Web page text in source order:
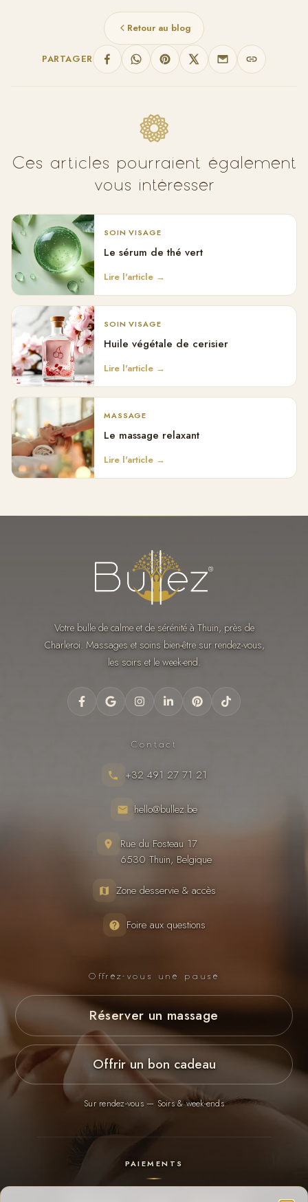
Retour au blog
PARTAGER
Ces articles pourraient également
vous intéresser
SOIN VISAGE
Le sérum de thé vert
Lire l'article →
SOIN VISAGE
Huile végétale de cerisier
Lire l'article →
MASSAGE
Le massage relaxant
Lire l'article →
Votre bulle de calme et de sérénité à Thuin, près de
Charleroi. Massages et soins bien-être sur rendez-vous,
les soirs et le week-end.
Contact
+32 491 27 71 21
hello@bullez.be
Rue du Fosteau 17
6530 Thuin, Belgique
Zone desservie & accès
Foire aux questions
Offrez-vous une pause
Réserver un massage
Offrir un bon cadeau
Sur rendez-vous — Soirs & week-ends
PAIEMENTS